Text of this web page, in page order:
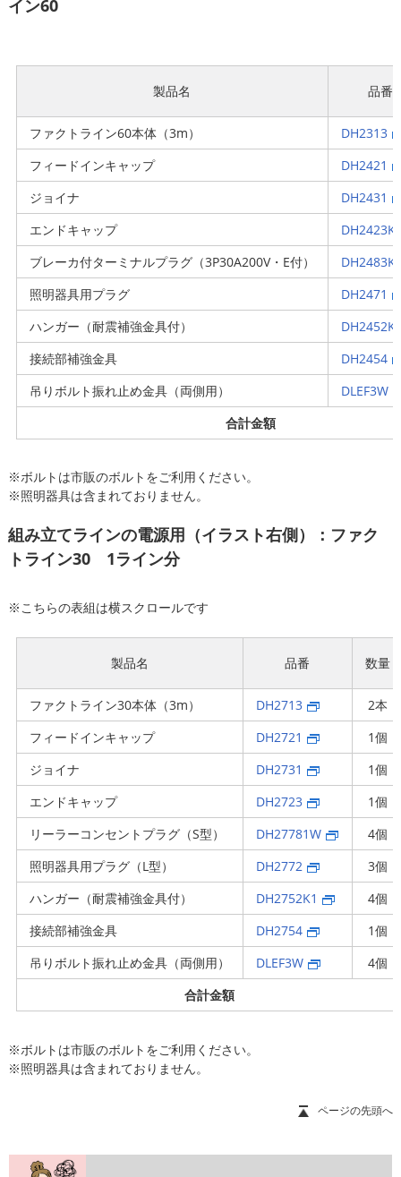
イン60
製品名 品番
ファクトライン60本体（3m）
DH2313
フィードインキャップ
DH2421
ジョイナ
DH2431
エンドキャップ
DH2423K
ブレーカ付ターミナルプラグ（3P30A200V・E付）
照明器具用プラグ
DH2471
ハンガー（耐震補強金具付）
接続部補強金具
DH2454
吊りボルト振れ止め金具（両側用）
DLEF3W
合計金額
※ボルトは市販のボルトをご利用ください。
※照明器具は含まれておりません。
組み立てラインの電源用（イラスト右側）：ファク
トライン30 1ライン分
※こちらの表組は横スクロールです
製品名 品番 数量
ファクトライン30本体（3m） DH2713
2本
フィードインキャップ
DH2721
1個
ジョイナ
DH2731
1個
エンドキャップ
DH2723
1個
リーラーコンセントプラグ（S型）
DH27781W
4個
照明器具用プラグ（L型）
DH2772
3個
ハンガー（耐震補強金具付）
DH2752K1
4個
接続部補強金具
DH2754
1個
吊りボルト振れ止め金具（両側用）
DLEF3W
4個
合計金額
※ボルトは市販のボルトをご利用ください。
※照明器具は含まれておりません。
ページの先頭へ